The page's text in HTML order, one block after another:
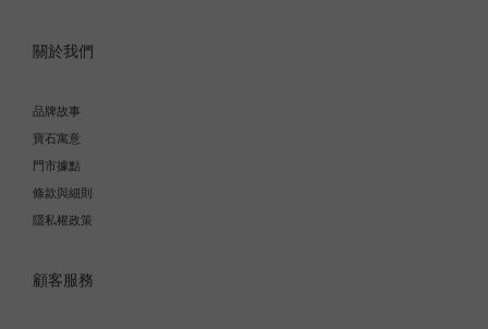
關於我們
品牌故事
寶石寓意
門市據點
條款與細則
隱私權政策
顧客服務